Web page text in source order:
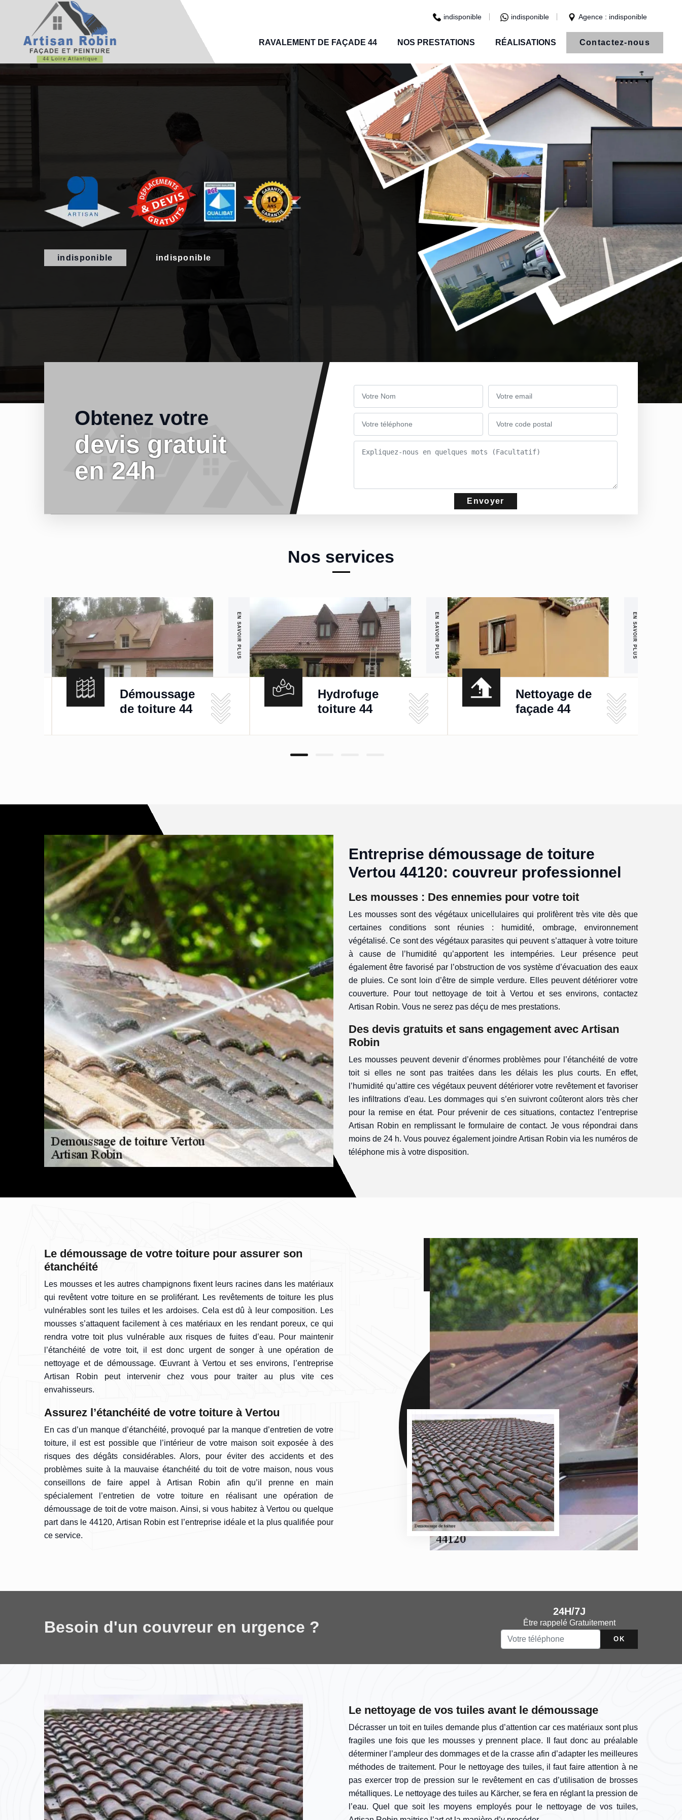
indisponible indisponible Agence : indisponible
RAVALEMENT DE FAÇADE 44 NOS PRESTATIONS RÉALISATIONS Contactez-nous
indisponible indisponible
Obtenez votre
devis gratuit
en 24h
Nos services
EN SAVOIR PLUS
Démoussage
de toiture 44
EN SAVOIR PLUS
Hydrofuge
toiture 44
EN SAVOIR PLUS
Nettoyage de
façade 44
Entreprise démoussage de toiture
Vertou 44120: couvreur professionnel
Les mousses : Des ennemies pour votre toit
Les mousses sont des végétaux unicellulaires qui prolifèrent très vite dès que
certaines conditions sont réunies : humidité, ombrage, environnement
végétalisé. Ce sont des végétaux parasites qui peuvent s’attaquer à votre toiture
à cause de l’humidité qu’apportent les intempéries. Leur présence peut
également être favorisé par l’obstruction de vos système d’évacuation des eaux
de pluies. Ce sont loin d’être de simple verdure. Elles peuvent détériorer votre
couverture. Pour tout nettoyage de toit à Vertou et ses environs, contactez
Artisan Robin. Vous ne serez pas déçu de mes prestations.
Des devis gratuits et sans engagement avec Artisan
Robin
Les mousses peuvent devenir d’énormes problèmes pour l’étanchéité de votre
toit si elles ne sont pas traitées dans les délais les plus courts. En effet,
l’humidité qu’attire ces végétaux peuvent détériorer votre revêtement et favoriser
les infiltrations d'eau. Les dommages qui s’en suivront coûteront alors très cher
pour la remise en état. Pour prévenir de ces situations, contactez l’entreprise
Artisan Robin en remplissant le formulaire de contact. Je vous répondrai dans
moins de 24 h. Vous pouvez également joindre Artisan Robin via les numéros de
téléphone mis à votre disposition.
Le démoussage de votre toiture pour assurer son
étanchéité
Les mousses et les autres champignons fixent leurs racines dans les matériaux
qui revêtent votre toiture en se proliférant. Les revêtements de toiture les plus
vulnérables sont les tuiles et les ardoises. Cela est dû à leur composition. Les
mousses s’attaquent facilement à ces matériaux en les rendant poreux, ce qui
rendra votre toit plus vulnérable aux risques de fuites d’eau. Pour maintenir
l’étanchéité de votre toit, il est donc urgent de songer à une opération de
nettoyage et de démoussage. Œuvrant à Vertou et ses environs, l’entreprise
Artisan Robin peut intervenir chez vous pour traiter au plus vite ces
envahisseurs.
Assurez l’étanchéité de votre toiture à Vertou
En cas d’un manque d’étanchéité, provoqué par la manque d’entretien de votre
toiture, il est est possible que l’intérieur de votre maison soit exposée à des
risques des dégâts considérables. Alors, pour éviter des accidents et des
problèmes suite à la mauvaise étanchéité du toit de votre maison, nous vous
conseillons de faire appel à Artisan Robin afin qu’il prenne en main
spécialement l’entretien de votre toiture en réalisant une opération de
démoussage de toit de votre maison. Ainsi, si vous habitez à Vertou ou quelque
part dans le 44120, Artisan Robin est l’entreprise idéale et la plus qualifiée pour
ce service.
Besoin d'un couvreur en urgence ?
24H/7J
Être rappelé Gratuitement
Le nettoyage de vos tuiles avant le démoussage
Décrasser un toit en tuiles demande plus d’attention car ces matériaux sont plus
fragiles une fois que les mousses y prennent place. Il faut donc au préalable
déterminer l’ampleur des dommages et de la crasse afin d’adapter les meilleures
méthodes de traitement. Pour le nettoyage des tuiles, il faut faire attention à ne
pas exercer trop de pression sur le revêtement en cas d’utilisation de brosses
métalliques. Le nettoyage des tuiles au Kärcher, se fera en réglant la pression de
l’eau. Quel que soit les moyens employés pour le nettoyage de vos tuiles,